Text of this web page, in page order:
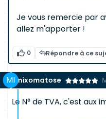
Je vous remercie par
allez m'apporter !
0 Répondre à ce
mixomatose
Le N° de TVA, c'est aux